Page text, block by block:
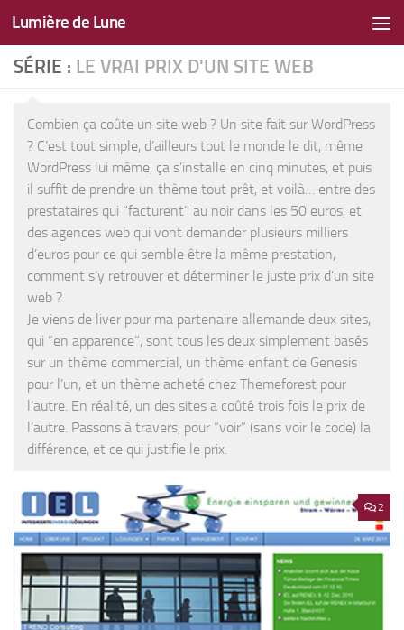
Skip to content
Lumière de Lune
SÉRIE : LE VRAI PRIX D'UN SITE WEB
Combien ça coûte un site web ? Un site fait sur WordPress
? C’est tout simple, d’ailleurs tout le monde le dit, même
WordPress lui même, ça s’installe en cinq minutes, et puis
il suffit de prendre un thème tout prêt, et voilà… entre des
prestataires qui “facturent” au noir dans les 50 euros, et
des agences web qui vont demander plusieurs milliers
d’euros pour ce qui semble être la même prestation,
comment s’y retrouver et déterminer le juste prix d’un site
web ?
Je viens de liver pour ma partenaire allemande deux sites,
qui “en apparence”, sont tous les deux simplement basés
sur un thème commercial, un thème enfant de Genesis
pour l’un, et un thème acheté chez Themeforest pour
l’autre. En réalité, un des sites a coûté trois fois le prix de
l’autre. Passons à travers, pour “voir” (sans voir le code) la
différence, et ce qui justifie le prix.
2